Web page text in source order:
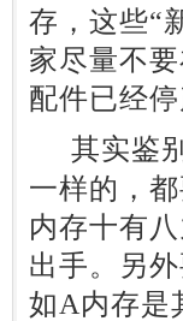
存，这些“
家尽量不
配件已经
其实鉴别
一样的，
内存十有
出手。另
如A内存是